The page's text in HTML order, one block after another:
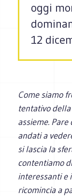
oggi
12
Come siamo
tentativo
assieme.
andati a
si lascia la
contentiamo
interessanti e
ricomincia a